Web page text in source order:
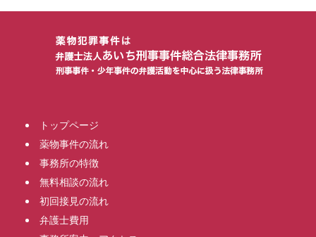
トップページ
薬物事件の流れ
事務所の特徴
無料相談の流れ
初回接見の流れ
弁護士費用